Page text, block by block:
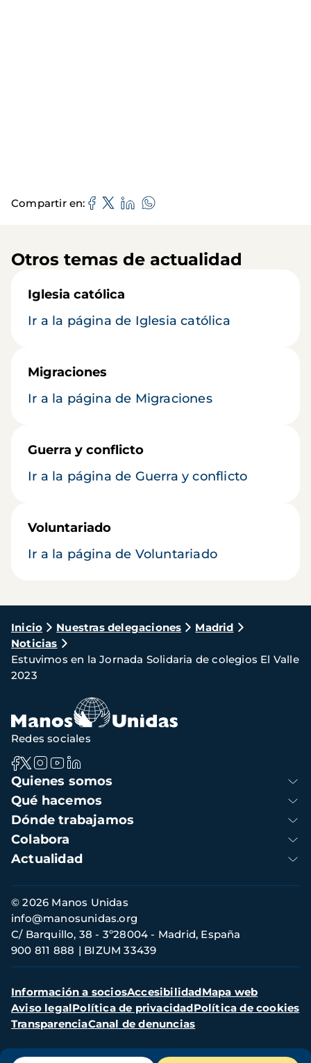
Compartir en
Otros temas de actualidad
Iglesia católica
Ir a la página de Iglesia católica
Migraciones
Ir a la página de Migraciones
Guerra y conflicto
Ir a la página de Guerra y conflicto
Voluntariado
Ir a la página de Voluntariado
Ruta
de
navegación
Inicio Nuestras delegaciones
Madrid
Noticias
Estuvimos en la Jornada Solidaria de colegios El Valle
2023
Navegación
principal
Quienes somos
Qué hacemos
Dónde trabajamos
Colabora
Actualidad
Redes sociales
Información
de
contacto
© 2026 Manos Unidas
C/ Barquillo, 38 - 3º28004 - Madrid, España
900 811 888
BIZUM 33439
info@manosunidas.org
Menú
secundario
Información a sociosAccesibilidadMapa web
Aviso legalPolítica de privacidadPolítica de cookies
TransparenciaCanal de denuncias